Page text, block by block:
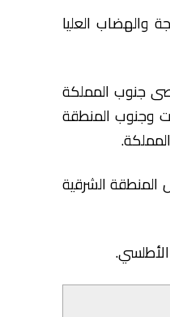
والهضاب العليا
بشرق وأقصى جنوب المملكة
وما بين 13 و20 درجة بالمرتفعات وجنوب المنطقة
المنطقة الشرقية